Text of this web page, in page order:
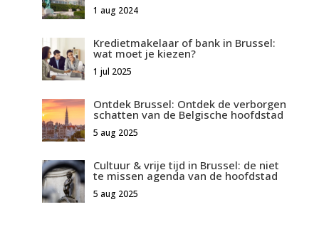
1 aug 2024
Kredietmakelaar of bank in Brussel:
wat moet je kiezen?
1 jul 2025
Ontdek Brussel: Ontdek de verborgen
schatten van de Belgische hoofdstad
5 aug 2025
Cultuur & vrije tijd in Brussel: de niet
te missen agenda van de hoofdstad
5 aug 2025